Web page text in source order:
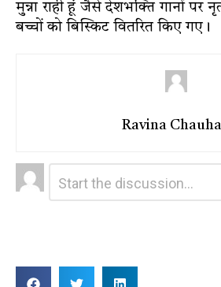
मुन्ना राही हूं जैसे देशभक्ति गानों पर
बच्चों को बिस्किट वितरित किए गए।
Ravina
Leave
a
Comment